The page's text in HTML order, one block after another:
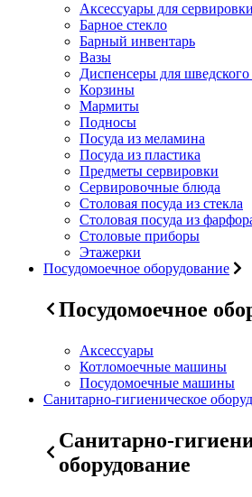
Аксессуары для сервировки
Барное стекло
Барный инвентарь
Вазы
Диспенсеры для шведского
Корзины
Мармиты
Подносы
Посуда из меламина
Посуда из пластика
Предметы сервировки
Сервировочные блюда
Столовая посуда из стекла
Столовая посуда из
Столовые приборы
Этажерки
Посудомоечное оборудование
Посудомоечное
Аксессуары
Котломоечные машины
Посудомоечные машины
Санитарно-гигиеническое
Санитарно-
оборудование